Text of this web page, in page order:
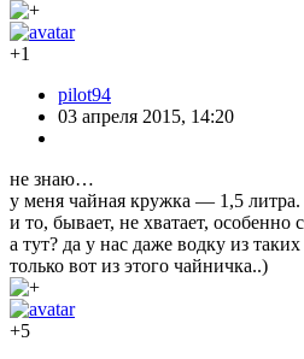
+1
pilot94
03 апреля 2015, 14:20
не знаю…
у меня чайная кружка — 1,5 литра.
и то, бывает, не хватает, особенно
а тут? да у нас даже водку из
только вот из этого чайничка..)
+5